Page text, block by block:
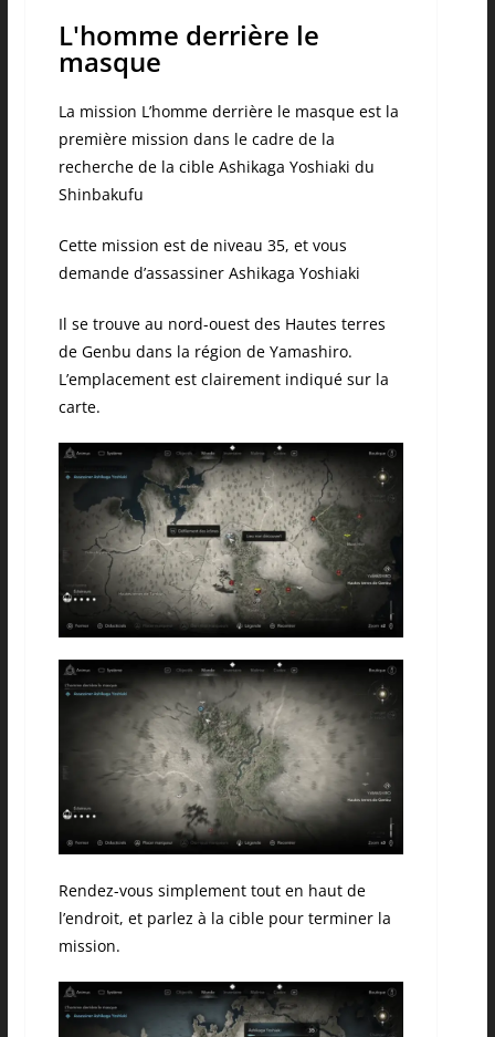
L'homme derrière le
masque
La mission L’homme derrière le masque est la
première mission dans le cadre de la
recherche de la cible Ashikaga Yoshiaki du
Shinbakufu
Cette mission est de niveau 35, et vous
demande d’assassiner Ashikaga Yoshiaki
Il se trouve au nord-ouest des Hautes terres
de Genbu dans la région de Yamashiro.
L’emplacement est clairement indiqué sur la
carte.
Rendez-vous simplement tout en haut de
l’endroit, et parlez à la cible pour terminer la
mission.